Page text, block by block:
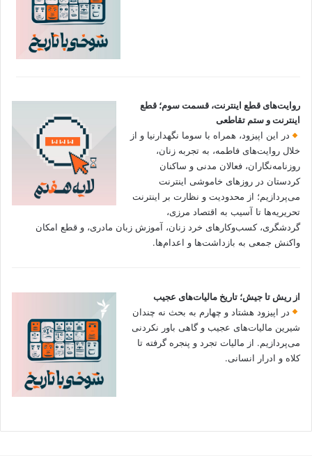
روایت‌های قطع اینترنت، قسمت سوم؛ قطع
اینترنت و ستم تقاطعی
در این اپیزود، همراه با سوما نگهدارنیا و از
خلال روایت‌های فاطمه، به تجربه زنان،
روزنامه‌نگاران، فعالان مدنی و ساکنان
کردستان در روزهای خاموشی اینترنت
می‌پردازیم؛ از محدودیت و نظارت بر اینترنت
تحریریه‌ها تا آسیب به اقتصاد مرزی،
گردشگری، کسب‌وکارهای خرد زنان، آموزش زبان مادری، و قطع امکان
واکنش جمعی به بازداشت‌ها و اعدام‌ها.
از ریش تا جیش؛ تاریخ مالیات‌های عجیب
در اپیزود هشتاد و چهارم به بحث نه چندان
شیرین مالیات‌های عجیب و گاهی باور نکردنی‌
می‌پردازیم. از مالیات تجرد و پنجره گرفته تا
کلاه و ادرار انسانی.